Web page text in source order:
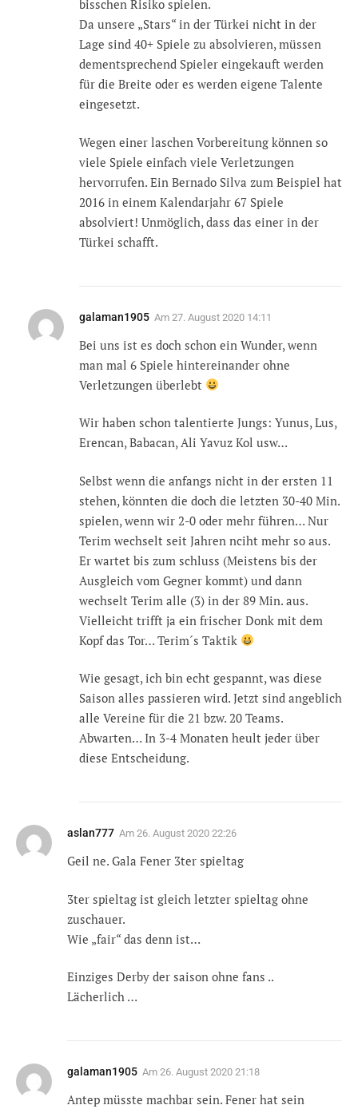
bisschen Risiko spielen.
Da unsere „Stars“ in der Türkei nicht in der
Lage sind 40+ Spiele zu absolvieren, müssen
dementsprechend Spieler eingekauft werden
für die Breite oder es werden eigene Talente
eingesetzt.
Wegen einer laschen Vorbereitung können so
viele Spiele einfach viele Verletzungen
hervorrufen. Ein Bernado Silva zum Beispiel hat
2016 in einem Kalendarjahr 67 Spiele
absolviert! Unmöglich, dass das einer in der
Türkei schafft.
galaman1905 Am 27. August 2020 14:11
Bei uns ist es doch schon ein Wunder, wenn
man mal 6 Spiele hintereinander ohne
Verletzungen überlebt
Wir haben schon talentierte Jungs: Yunus, Lus,
Erencan, Babacan, Ali Yavuz Kol usw…
Selbst wenn die anfangs nicht in der ersten 11
stehen, könnten die doch die letzten 30-40 Min.
spielen, wenn wir 2-0 oder mehr führen… Nur
Terim wechselt seit Jahren nciht mehr so aus.
Er wartet bis zum schluss (Meistens bis der
Ausgleich vom Gegner kommt) und dann
wechselt Terim alle (3) in der 89 Min. aus.
Vielleicht trifft ja ein frischer Donk mit dem
Kopf das Tor… Terim´s Taktik
Wie gesagt, ich bin echt gespannt, was diese
Saison alles passieren wird. Jetzt sind angeblich
alle Vereine für die 21 bzw. 20 Teams.
Abwarten… In 3-4 Monaten heult jeder über
diese Entscheidung.
aslan777 Am 26. August 2020 22:26
Geil ne. Gala Fener 3ter spieltag
3ter spieltag ist gleich letzter spieltag ohne
zuschauer.
Wie „fair“ das denn ist…
Einziges Derby der saison ohne fans ..
Lächerlich …
galaman1905 Am 26. August 2020 21:18
Antep müsste machbar sein. Fener hat sein